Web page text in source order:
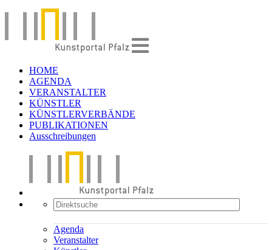
HOME
AGENDA
VERANSTALTER
KÜNSTLER
KÜNSTLERVERBÄNDE
PUBLIKATIONEN
Ausschreibungen
Agenda
Veranstalter